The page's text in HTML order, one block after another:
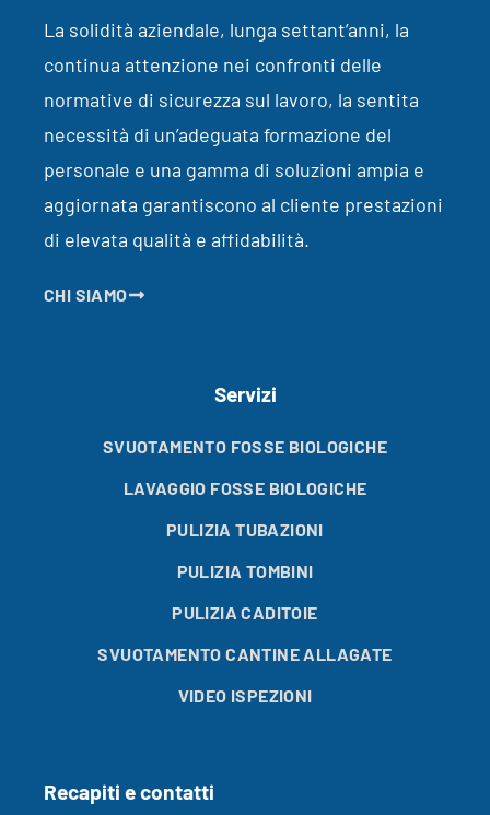
La solidità aziendale, lunga settant’anni, la
continua attenzione nei confronti delle
normative di sicurezza sul lavoro, la sentita
necessità di un’adeguata formazione del
personale e una gamma di soluzioni ampia e
aggiornata garantiscono al cliente prestazioni
di elevata qualità e affidabilità.
CHI SIAMO
Servizi
SVUOTAMENTO FOSSE BIOLOGICHE
LAVAGGIO FOSSE BIOLOGICHE
PULIZIA TUBAZIONI
PULIZIA TOMBINI
PULIZIA CADITOIE
SVUOTAMENTO CANTINE ALLAGATE
VIDEO ISPEZIONI
Recapiti e contatti